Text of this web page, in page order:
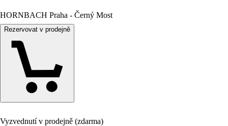
HORNBACH Praha - Černý Most
Rezervovat v prodejně
Vyzvednutí v prodejně (zdarma)